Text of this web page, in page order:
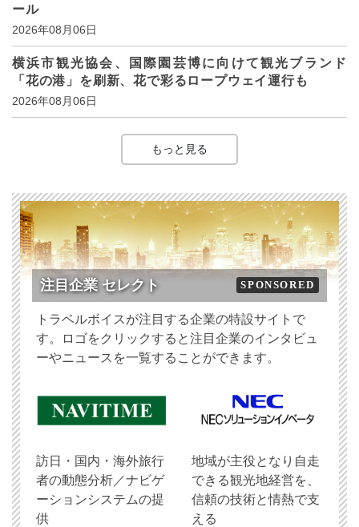
ール
2026年08月06日
横浜市観光協会、国際園芸博に向けて観光ブランド
「花の港」を刷新、花で彩るロープウェイ運行も
2026年08月06日
もっと見る
注目企業 セレクト SPONSORED
トラベルボイスが注目する企業の特設サイトで
す。ロゴをクリックすると注目企業のインタビュ
ーやニュースを一覧することができます。
訪日・国内・海外旅行
者の動態分析／ナビゲ
ーションシステムの提
供
地域が主役となり自走
できる観光地経営を、
信頼の技術と情熱で支
える